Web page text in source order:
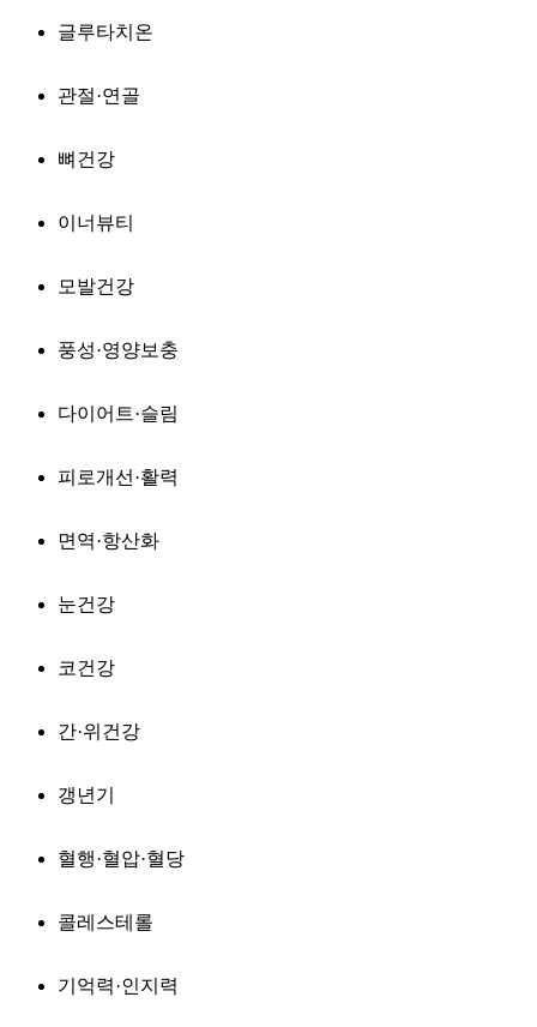
글루타치온
관절·연골
뼈건강
이너뷰티
모발건강
풍성·영양보충
다이어트·슬림
피로개선·활력
면역·항산화
눈건강
코건강
간·위건강
갱년기
혈행·혈압·혈당
콜레스테롤
기억력·인지력